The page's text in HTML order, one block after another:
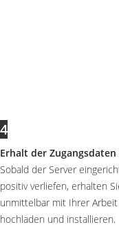
4
Erhalt der
Sobald der Server
positiv verliefen, erhalten
unmittelbar mit Ihrer
hochladen und installieren.